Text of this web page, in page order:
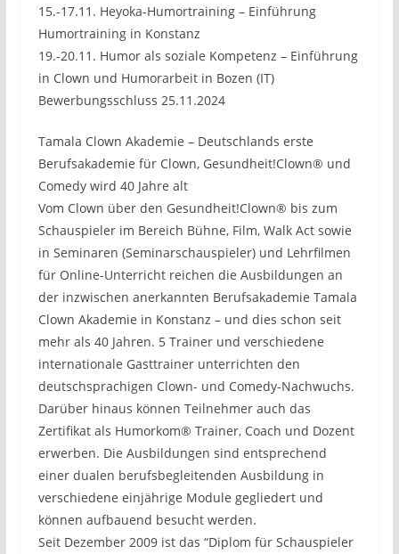
15.-17.11. Heyoka-Humortraining – Einführung
Humortraining in Konstanz
19.-20.11. Humor als soziale Kompetenz – Einführung
in Clown und Humorarbeit in Bozen (IT)
Bewerbungsschluss 25.11.2024
Tamala Clown Akademie – Deutschlands erste
Berufsakademie für Clown, Gesundheit!Clown® und
Comedy wird 40 Jahre alt
Vom Clown über den Gesundheit!Clown® bis zum
Schauspieler im Bereich Bühne, Film, Walk Act sowie
in Seminaren (Seminarschauspieler) und Lehrfilmen
für Online-Unterricht reichen die Ausbildungen an
der inzwischen anerkannten Berufsakademie Tamala
Clown Akademie in Konstanz – und dies schon seit
mehr als 40 Jahren. 5 Trainer und verschiedene
internationale Gasttrainer unterrichten den
deutschsprachigen Clown- und Comedy-Nachwuchs.
Darüber hinaus können Teilnehmer auch das
Zertifikat als Humorkom® Trainer, Coach und Dozent
erwerben. Die Ausbildungen sind entsprechend
einer dualen berufsbegleitenden Ausbildung in
verschiedene einjährige Module gegliedert und
können aufbauend besucht werden.
Seit Dezember 2009 ist das “Diplom für Schauspieler